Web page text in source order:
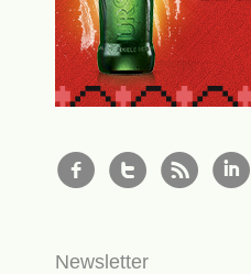
f t r i
Newsletter